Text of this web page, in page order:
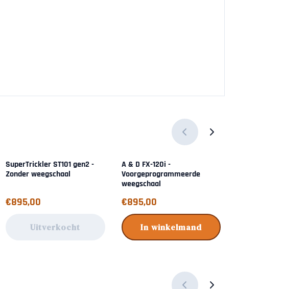
SuperTrickler ST101 gen2 -
Zonder weegschaal
Prijs: 895,00
€895,00
Uitverkocht
A & D FX-120i -
Voorgeprogrammeerde
weegschaal
Prijs: 895,00
€895,00
In winkelmand